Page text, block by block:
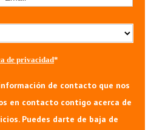
de privacidad*
de contacto que nos
en contacto contigo acerca de
Puedes darte de baja de